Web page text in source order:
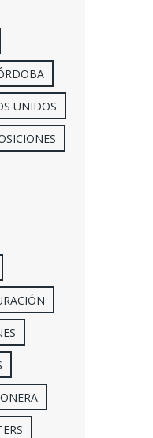
UNIDOS